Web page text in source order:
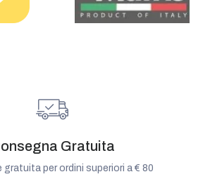
Gratuita
gratuita per ordini superiori a € 80